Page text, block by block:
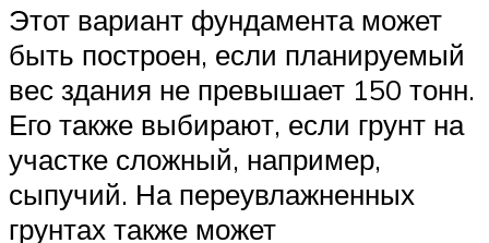
Этот вариант фундамента может
быть построен, если планируемый
вес здания не превышает 150 тонн.
Его также выбирают, если грунт на
участке сложный, например,
сыпучий. На переувлажненных
грунтах также может